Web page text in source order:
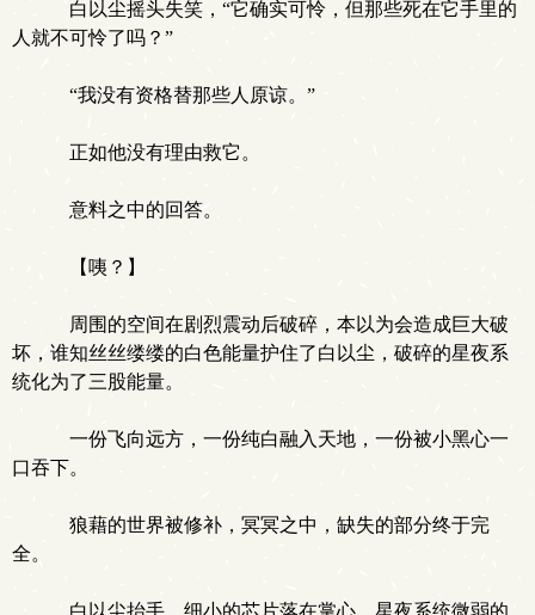
白以尘摇头失笑，“它确实可怜，但那些死在它手里的
人就不可怜了吗？”
“我没有资格替那些人原谅。”
正如他没有理由救它。
意料之中的回答。
【咦？】
周围的空间在剧烈震动后破碎，本以为会造成巨大破
坏，谁知丝丝缕缕的白色能量护住了白以尘，破碎的星夜系
统化为了三股能量。
一份飞向远方，一份纯白融入天地，一份被小黑心一
口吞下。
狼藉的世界被修补，冥冥之中，缺失的部分终于完
全。
白以尘抬手，细小的芯片落在掌心，星夜系统微弱的